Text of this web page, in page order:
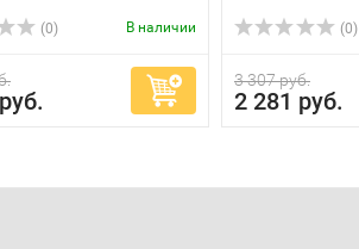
(0) В наличии (0)
3 307 руб.
2 281 руб.